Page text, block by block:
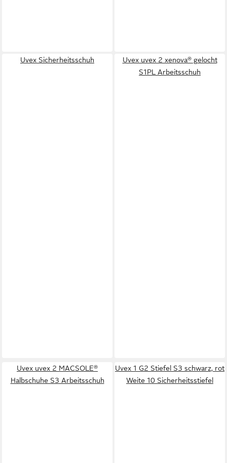
Uvex Sicherheitsschuh
Uvex uvex 2 xenova® gelocht
S1PL Arbeitsschuh
Uvex uvex 2 MACSOLE®
Halbschuhe S3 Arbeitsschuh
Uvex 1 G2 Stiefel S3 schwarz, rot
Weite 10 Sicherheitsstiefel